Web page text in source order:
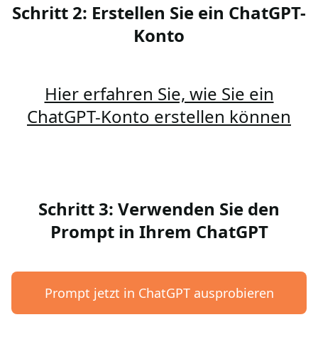
Schritt 2: Erstellen Sie ein ChatGPT-
Konto
Hier erfahren Sie, wie Sie ein
ChatGPT-Konto erstellen können
Schritt 3: Verwenden Sie den
Prompt in Ihrem ChatGPT
Prompt jetzt in ChatGPT ausprobieren